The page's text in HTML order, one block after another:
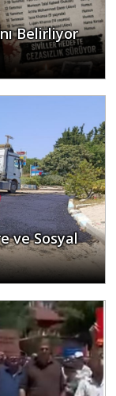
Belirliyor
ve Sosyal